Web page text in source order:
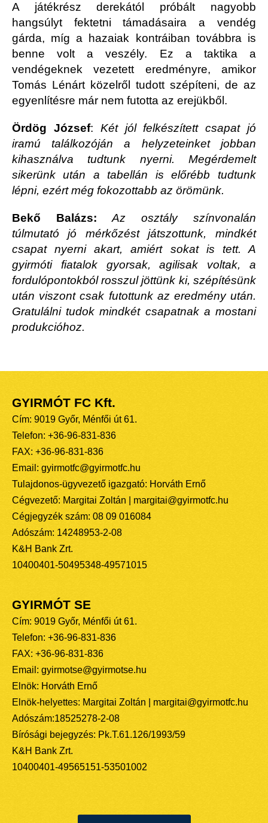
A játékrész derekától próbált nagyobb
hangsúlyt fektetni támadásaira a vendég
gárda, míg a hazaiak kontráiban továbbra is
benne volt a veszély. Ez a taktika a
vendégeknek vezetett eredményre, amikor
Tomás Lénárt közelről tudott szépíteni, de az
egyenlítésre már nem futotta az erejükből.
Ördög József: Két jól felkészített csapat jó
iramú találkozóján a helyzeteinket jobban
kihasználva tudtunk nyerni. Megérdemelt
sikerünk után a tabellán is előrébb tudtunk
lépni, ezért még fokozottabb az örömünk.
Bekő Balázs:
Az osztály színvonalán
túlmutató jó mérkőzést játszottunk, mindkét
csapat nyerni akart, amiért sokat is tett. A
gyirmóti fiatalok gyorsak, agilisak voltak, a
fordulópontokból rosszul jöttünk ki, szépítésünk
után viszont csak futottunk az eredmény után.
Gratulálni tudok mindkét csapatnak a mostani
produkcióhoz.
GYIRMÓT FC Kft.
Cím: 9019 Győr, Ménfői út 61.
Telefon: +36-96-831-836
FAX: +36-96-831-836
Email: gyirmotfc@gyirmotfc.hu
Tulajdonos-ügyvezető igazgató: Horváth Ernő
Cégvezető: Margitai Zoltán | margitai@gyirmotfc.hu
Cégjegyzék szám: 08 09 016084
Adószám: 14248953-2-08
K&H Bank Zrt.
10400401-50495348-49571015
GYIRMÓT SE
Cím: 9019 Győr, Ménfői út 61.
Telefon: +36-96-831-836
FAX: +36-96-831-836
Email: gyirmotse@gyirmotse.hu
Elnök: Horváth Ernő
Elnök-helyettes: Margitai Zoltán | margitai@gyirmotfc.hu
Adószám:18525278-2-08
Bírósági bejegyzés: Pk.T.61.126/1993/59
K&H Bank Zrt.
10400401-49565151-53501002